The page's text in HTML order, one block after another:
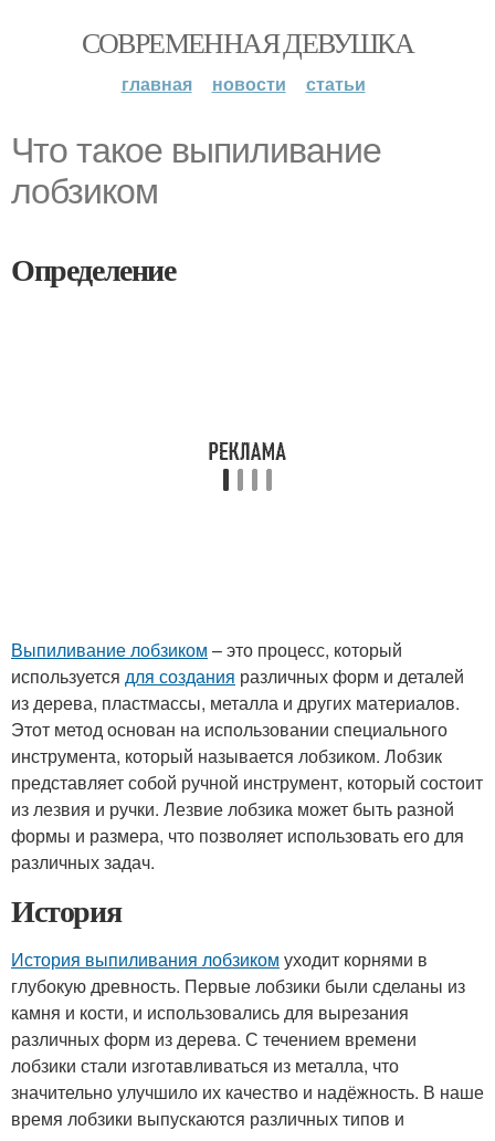
СОВРЕМЕННАЯ ДЕВУШКА
главная новости статьи
Что такое выпиливание
лобзиком
Определение
Выпиливание лобзиком – это процесс, который
используется для создания различных форм и деталей
из дерева, пластмассы, металла и других материалов.
Этот метод основан на использовании специального
инструмента, который называется лобзиком. Лобзик
представляет собой ручной инструмент, который состоит
из лезвия и ручки. Лезвие лобзика может быть разной
формы и размера, что позволяет использовать его для
различных задач.
История
История выпиливания лобзиком уходит корнями в
глубокую древность. Первые лобзики были сделаны из
камня и кости, и использовались для вырезания
различных форм из дерева. С течением времени
лобзики стали изготавливаться из металла, что
значительно улучшило их качество и надёжность. В наше
время лобзики выпускаются различных типов и